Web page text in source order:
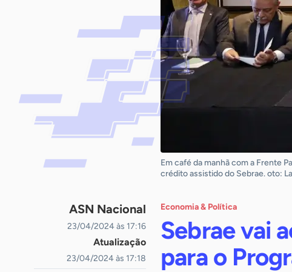
Em café da manhã com a Frente
crédito assistido do Sebrae. oto:
ASN Nacional
23/04/2024 às 17:16
Atualização
23/04/2024 às 17:18
Economia & Política
Sebrae vai
para o